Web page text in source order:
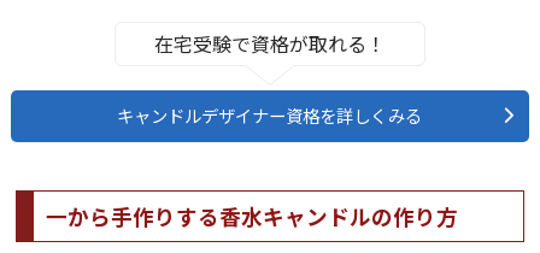
在宅受験で資格が取れる！
キャンドルデザイナー資格を詳しくみる
一から手作りする香水キャンドルの作り方